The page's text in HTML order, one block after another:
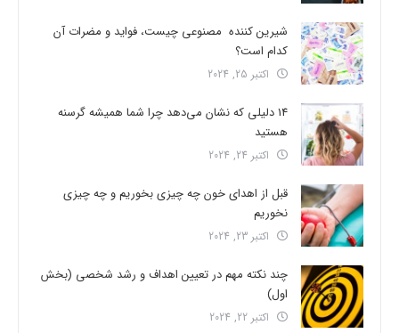
شیرین کننده مصنوعی چیست، فواید و مضرات آن
کدام است؟
اکتبر 25, 2024
14 دلیلی که نشان می‌دهد چرا شما همیشه گرسنه
هستید
اکتبر 24, 2024
قبل از اهدای خون چه چیزی بخوریم و چه چیزی
نخوریم
اکتبر 23, 2024
چند نکته مهم در تعیین اهداف و رشد شخصی (بخش
اول)
اکتبر 22, 2024